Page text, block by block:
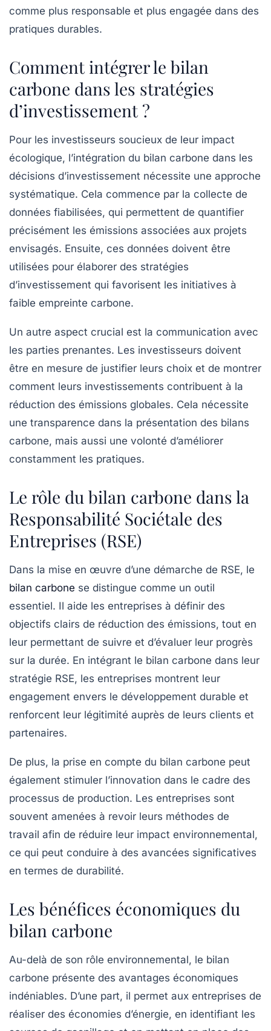
comme plus responsable et plus engagée dans des
pratiques durables.
Comment intégrer le bilan
carbone dans les stratégies
d’investissement ?
Pour les investisseurs soucieux de leur impact
écologique, l’intégration du bilan carbone dans les
décisions d’investissement nécessite une approche
systématique. Cela commence par la collecte de
données fiabilisées, qui permettent de quantifier
précisément les émissions associées aux projets
envisagés. Ensuite, ces données doivent être
utilisées pour élaborer des stratégies
d’investissement qui favorisent les initiatives à
faible empreinte carbone.
Un autre aspect crucial est la communication avec
les parties prenantes. Les investisseurs doivent
être en mesure de justifier leurs choix et de montrer
comment leurs investissements contribuent à la
réduction des émissions globales. Cela nécessite
une transparence dans la présentation des bilans
carbone, mais aussi une volonté d’améliorer
constamment les pratiques.
Le rôle du bilan carbone dans la
Responsabilité Sociétale des
Entreprises (RSE)
Dans la mise en œuvre d’une démarche de RSE, le
bilan carbone se distingue comme un outil
essentiel. Il aide les entreprises à définir des
objectifs clairs de réduction des émissions, tout en
leur permettant de suivre et d’évaluer leur progrès
sur la durée. En intégrant le bilan carbone dans leur
stratégie RSE, les entreprises montrent leur
engagement envers le développement durable et
renforcent leur légitimité auprès de leurs clients et
partenaires.
De plus, la prise en compte du bilan carbone peut
également stimuler l’innovation dans le cadre des
processus de production. Les entreprises sont
souvent amenées à revoir leurs méthodes de
travail afin de réduire leur impact environnemental,
ce qui peut conduire à des avancées significatives
en termes de durabilité.
Les bénéfices économiques du
bilan carbone
Au-delà de son rôle environnemental, le bilan
carbone présente des avantages économiques
indéniables. D’une part, il permet aux entreprises de
réaliser des économies d’énergie, en identifiant les